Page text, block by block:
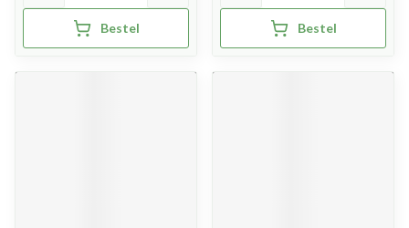
Bestel Bestel